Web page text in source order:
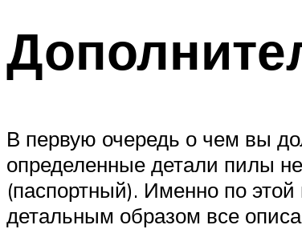
В первую очередь о чем вы
определенные детали пилы
(паспортный). Именно по этой
детальным образом все